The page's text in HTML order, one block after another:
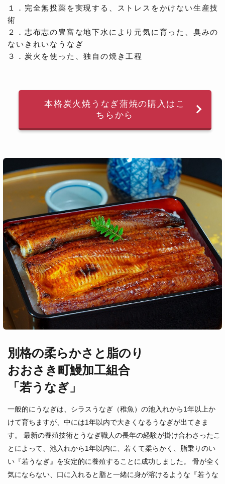
１．完全無投薬を実現する、ストレスをかけない生産技
術
２．志布志の豊富な地下水により元気に育った、臭みの
ないきれいなうなぎ
３．炭火を使った、独自の焼き工程
本格炭火焼うなぎ蒲焼の購入はこ
ちらから
別格の柔らかさと脂のり
おおさき町鰻加工組合
「若うなぎ」
一般的にうなぎは、シラスうなぎ（稚魚）の池入れから1年以上か
けて育ちますが、中には1年以内で大きくなるうなぎが出てきま
す。 最新の養殖技術とうなぎ職人の長年の経験が掛け合わさったこ
とによって、池入れから1年以内に、若くて柔らかく、脂乗りのい
い『若うなぎ』を安定的に養殖することに成功しました。 骨が全く
気にならない、口に入れると脂と一緒に身が溶けるような『若うな